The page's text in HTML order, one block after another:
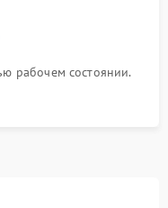
рабочем состоянии.